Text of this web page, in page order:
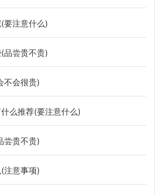
要注意什么)
品尝贵不贵)
不会很贵)
么推荐(要注意什么)
尝贵不贵)
注意事项)